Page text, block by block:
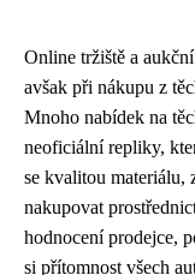
Online tržiště a
avšak při nákupu z
Mnoho nabídek na
neoficiální repliky,
se kvalitou materiálu,
nakupovat
hodnocení prodejce,
si přítomnost všech